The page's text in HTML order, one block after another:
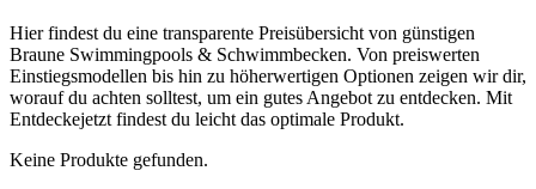
Hier findest du eine transparente Preisübersicht von günstigen
Braune Swimmingpools & Schwimmbecken. Von preiswerten
Einstiegsmodellen bis hin zu höherwertigen Optionen zeigen wir dir,
worauf du achten solltest, um ein gutes Angebot zu entdecken. Mit
Entdeckejetzt findest du leicht das optimale Produkt.
Keine Produkte gefunden.